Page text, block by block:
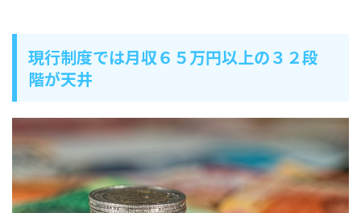
現行制度では月収６５万円以上の３２段
階が天井